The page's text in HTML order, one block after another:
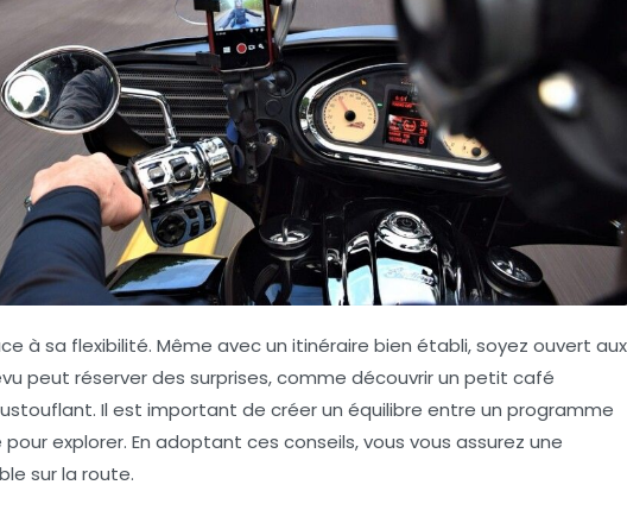
à sa flexibilité. Même avec un itinéraire bien établi, soyez ouvert aux
peut réserver des surprises, comme découvrir un petit café
Il est important de créer un équilibre entre un programme
explorer. En adoptant ces conseils, vous vous assurez une
sur la route.